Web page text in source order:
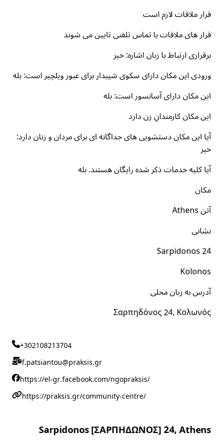
قرار ملاقات لازم است
قرار های ملاقات با تماس تلفنی تایین می شوند
برقراری ارتباط با زبان اشاره: خیر
ورودی این مکان دارای سکوی شیبدار برای عبور ویلچیر است: بله
این مکان دارای آسانسور است: بله
این مکان کارمندانِ زن دارد
آیا این مکان دستشویی های جداگانه ای برای مردان و زنان دارد:
خیر
آیا کلیه خدمات ذکر شده رایگان هستند. بله
مکان
آتن Athens
نشانی
Sarpidonos 24
Kolonos
آدرس به زبان محلی
Σαρπηδόνος 24, Κολωνός
+302108213704
f.patsiantou@praksis.gr
https://el-gr.facebook.com/ngopraksis/
https://praksis.gr/community-centre/
Sarpidonos [ΣΑΡΠΗΔΩΝΟΣ] 24, Athens